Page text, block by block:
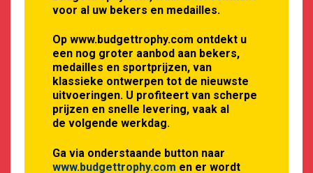
prijs
was:
€4,95.
prijs
€2,95.
12 cm
OPTIES SELECTEREN
voor al uw bekers en medailles.
Op www.budgettrophy.com ontdekt u
een nog groter aanbod aan bekers,
medailles en sportprijzen, van
klassieke ontwerpen tot de nieuwste
uitvoeringen. U profiteert van scherpe
prijzen en snelle levering, vaak al
de volgende werkdag.
Ga via onderstaande button naar
www.budgettrophy.com en er wordt